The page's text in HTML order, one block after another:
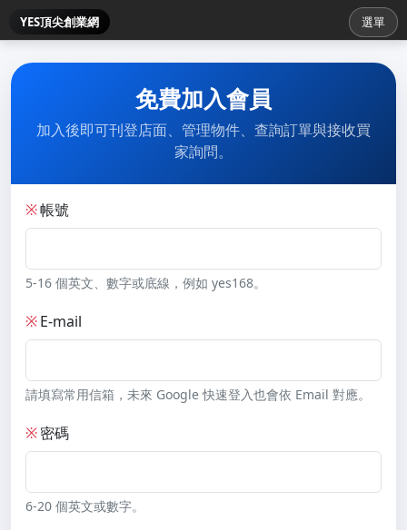
YES頂尖創業網 選單
免費加入會員
加入後即可刊登店面、管理物件、查詢訂單與接收買
家詢問。
※帳號
5-16 個英文、數字或底線，例如 yes168。
※E-mail
請填寫常用信箱，未來 Google 快速登入也會依 Email 對應。
※密碼
6-20 個英文或數字。